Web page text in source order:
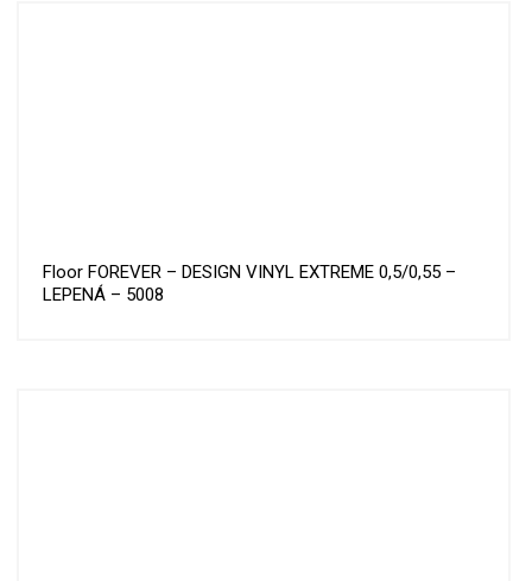
Floor FOREVER – DESIGN VINYL EXTREME 0,5/0,55 –
LEPENÁ – 5008